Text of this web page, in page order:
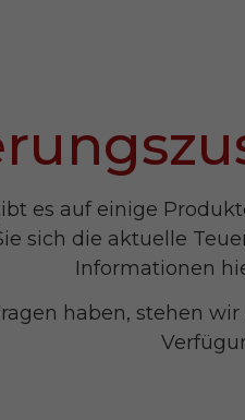
es auf einige
sich die aktuelle
Informationen
haben, stehen